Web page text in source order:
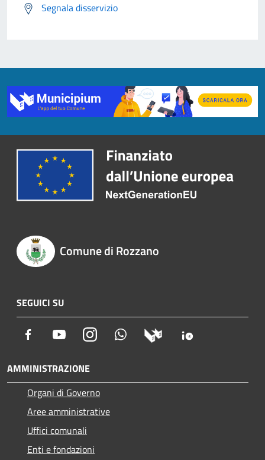
Segnala disservizio
Comune di Rozzano
SEGUICI SU
Facebook YoutubeInstagram Whatsapp
AMMINISTRAZIONE
Organi di Governo
Aree amministrative
Uffici comunali
Enti e fondazioni